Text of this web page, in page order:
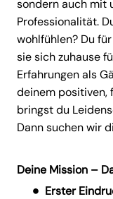
sondern auch mit
Professionalität.
wohlfühlen? Du
sie sich zuhause
Erfahrungen als
deinem positiven,
bringst du
Dann suchen wir
Deine Mission –
Erster